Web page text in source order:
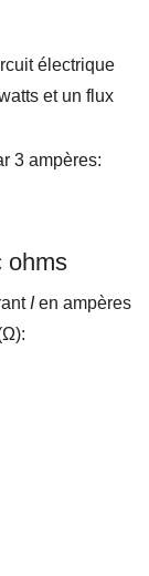
électrique
et un flux
3 ampères:
ohms
Ien ampères